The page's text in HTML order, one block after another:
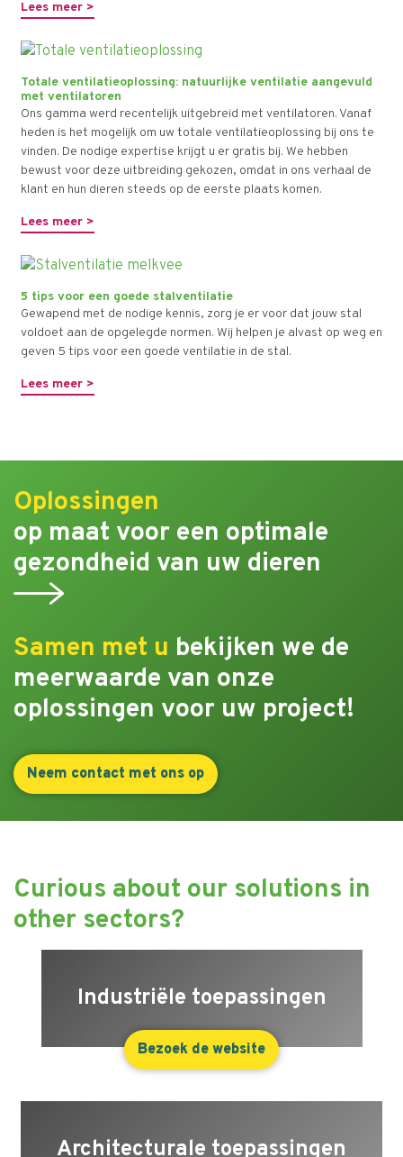
Lees meer >
Totale ventilatieoplossing: natuurlijke ventilatie aangevuld
met ventilatoren
Ons gamma werd recentelijk uitgebreid met ventilatoren. Vanaf
heden is het mogelijk om uw totale ventilatieoplossing bij ons te
vinden. De nodige expertise krijgt u er gratis bij. We hebben
bewust voor deze uitbreiding gekozen, omdat in ons verhaal de
klant en hun dieren steeds op de eerste plaats komen.
Lees meer >
5 tips voor een goede stalventilatie
Gewapend met de nodige kennis, zorg je er voor dat jouw stal
voldoet aan de opgelegde normen. Wij helpen je alvast op weg en
geven 5 tips voor een goede ventilatie in de stal.
Lees meer >
Oplossingen
op maat voor een optimale
gezondheid van uw dieren
Samen met u bekijken we de
meerwaarde van onze
oplossingen voor uw project!
Neem contact met ons op
Curious about our solutions in
other sectors?
Industriële toepassingen
Bezoek de website
Architecturale toepassingen